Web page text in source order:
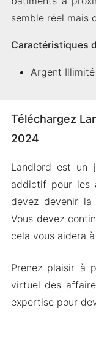
semble réel mais
Caractéristiques
Argent Illimité
Téléchargez
2024
Landlord est un
addictif pour les
devez devenir
Vous devez
cela vous aidera
Prenez plaisir à
virtuel des
expertise pour